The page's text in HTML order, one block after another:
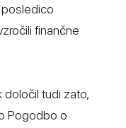
finančne
tudi zato,
Pogodbo o